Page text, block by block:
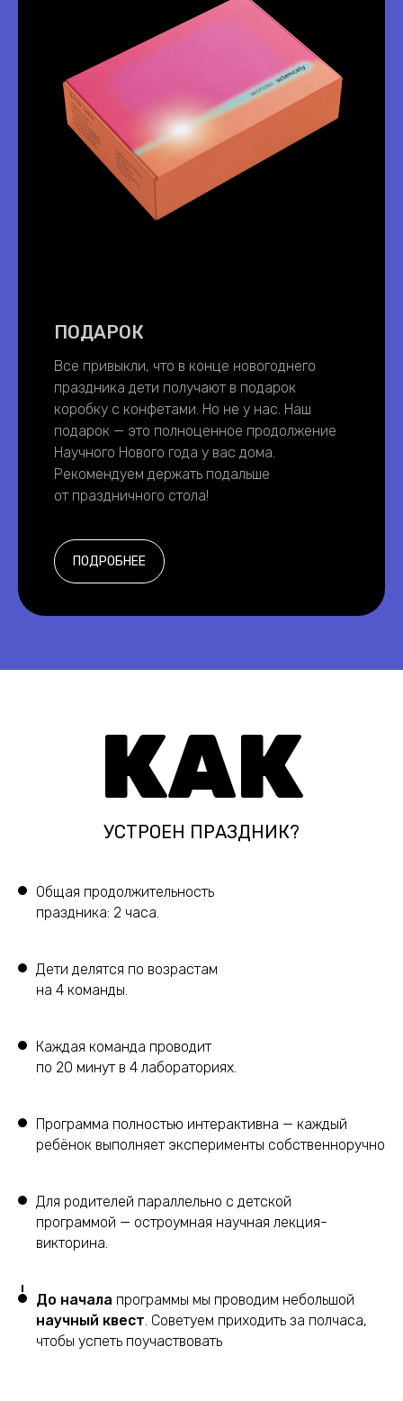
ПОДАРОК
Все привыкли, что в конце новогоднего
праздника дети получают в подарок
коробку с конфетами. Но не у нас. Наш
подарок — это полноценное продолжение
Научного Нового года у вас дома.
Рекомендуем держать подальше
от праздничного стола!
ПОДРОБНЕЕ
КАК
УСТРОЕН ПРАЗДНИК?
Общая продолжительность
праздника: 2 часа.
Дети делятся по возрастам
на 4 команды.
Каждая команда проводит
по 20 минут в 4 лабораториях.
Программа полностью интерактивна — каждый
ребёнок выполняет эксперименты собственноручно
Для родителей параллельно с детской
программой — остроумная научная лекция-
викторина.
До начала программы мы проводим небольшой
научный квест. Советуем приходить за полчаса,
чтобы успеть поучаствовать